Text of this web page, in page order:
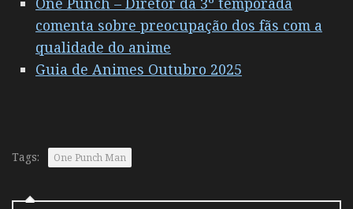
comenta sobre preocupação dos fãs com a
qualidade do anime
Guia de Animes Outubro 2025
Tags: One Punch Man